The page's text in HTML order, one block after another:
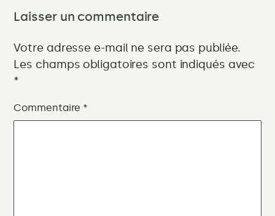
Laisser un commentaire
Votre adresse e-mail ne sera pas publiée.
Les champs obligatoires sont indiqués avec
*
Commentaire *